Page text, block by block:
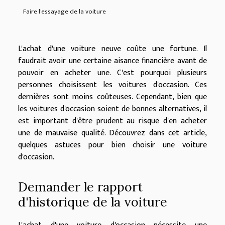
Faire l'essayage de la voiture
L'achat d'une voiture neuve coûte une fortune. Il
faudrait avoir une certaine aisance financière avant de
pouvoir en acheter une. C'est pourquoi plusieurs
personnes choisissent les voitures d'occasion. Ces
dernières sont moins coûteuses. Cependant, bien que
les voitures d'occasion soient de bonnes alternatives, il
est important d'être prudent au risque d'en acheter
une de mauvaise qualité. Découvrez dans cet article,
quelques astuces pour bien choisir une voiture
d'occasion.
Demander le rapport
d'historique de la voiture